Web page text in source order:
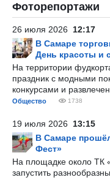
Фоторепортажи
26 июля 2026 12:17
В Самаре
День красоты и
На территории
праздник с модными
конкурсами и
Общество 1738
19 июля 2026 13:15
В Самаре
Фест»
На площадке около ТК
запустить